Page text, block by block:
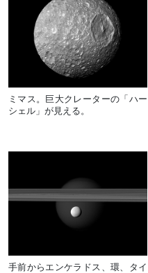
ミマス。巨大クレーターの「ハー
シェル」が見える。
手前からエンケラドス、環、タイ